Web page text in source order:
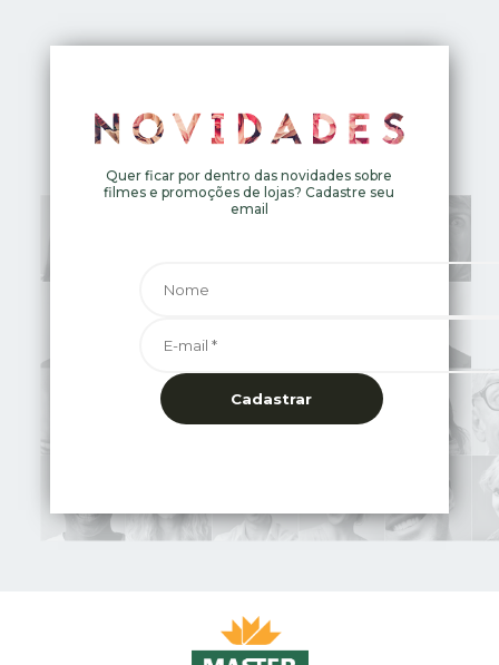
Quer ficar por dentro das novidades sobre
filmes e promoções de lojas? Cadastre seu
email